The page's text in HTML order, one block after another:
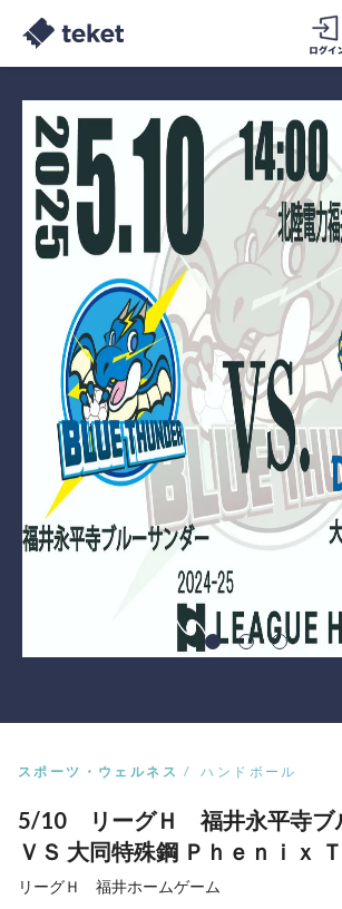
スポーツ・ウェルネス ハンドボール
5/10 リーグＨ 福井永平寺ブ
ＶＳ 大同特殊鋼 Ｐｈｅｎｉｘ
リーグＨ 福井ホームゲーム